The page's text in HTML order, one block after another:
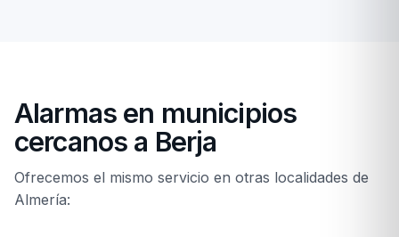
Alarmas en municipios
cercanos a Berja
Ofrecemos el mismo servicio en otras localidades de
Almería: